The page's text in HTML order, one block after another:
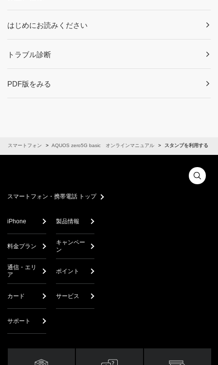
はじめにお読みください
トラブル診断
PDF版をみる
スマートフォン AQUOS zero5G basic オンラインマニュアル スタンプを利用する
スマートフォン・携帯電話 トップ
iPhone 製品情報
料金プラン
キャンペー
ン
通信・エリ
ア
ポイント
カード サービス
サポート